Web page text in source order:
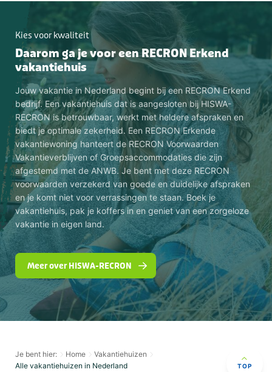
Kies voor kwaliteit
Daarom ga je voor een RECRON Erkend
vakantiehuis
Jouw vakantie in Nederland begint bij een RECRON Erkend
bedrijf. Een vakantiehuis dat is aangesloten bij HISWA-
RECRON is betrouwbaar, werkt met heldere afspraken en
biedt je optimale zekerheid. Een RECRON Erkende
vakantiewoning hanteert de RECRON Voorwaarden
Vakantieverblijven of Groepsaccommodaties die zijn
afgestemd met de ANWB. Je bent met deze RECRON
voorwaarden verzekerd van goede en duidelijke afspraken
en je komt niet voor verrassingen te staan. Boek je
vakantiehuis, pak je koffers in en geniet van een zorgeloze
vakantie in eigen land.
Meer over HISWA-RECRON
Je bent hier: Home
Vakantiehuizen
Alle vakantiehuizen in Nederland
TOP